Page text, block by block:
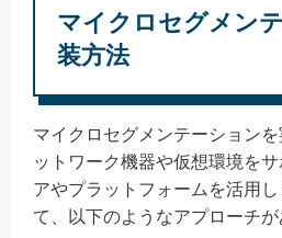
マイクロセグメン
装方法
マイクロセグメンテーション
ットワーク機器や仮想環境を
アやプラットフォームを活用
て、以下のようなアプローチが